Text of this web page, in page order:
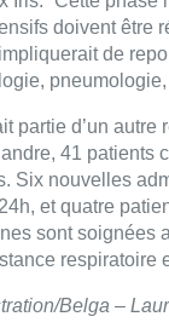
doivent être
de
pneumologie,
partie d’un autre
41 patients
Six nouvelles
et quatre
sont soignées
respiratoire
Belga –